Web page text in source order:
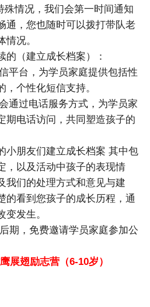
殊情况，我们会第一时间通知
通，您也随时可以拨打带队老
况。
的（建立成长档案）：
平台，为学员家庭提供包括性
个性化短信支持。
通过电话服务方式，为学员家
期电话访问，共同塑造孩子的
小朋友们建立成长档案 其中包
，以及活动中孩子的表现情
我们的处理方式和意见与建
的看到您孩子的成长历程，通
发生。
期，免费邀请学员家庭参加公
展翅励志营（6-10岁）